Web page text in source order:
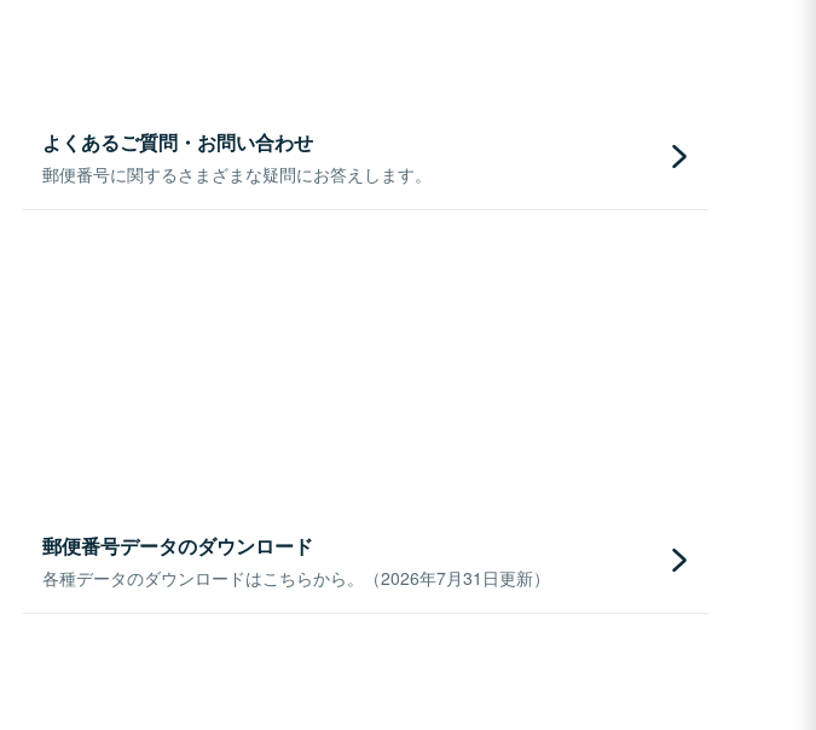
よくあるご質問・お問い合わせ
郵便番号に関するさまざまな疑問にお答えします。
郵便番号データのダウンロード
各種データのダウンロードはこちらから。（2026年7月31日更新）